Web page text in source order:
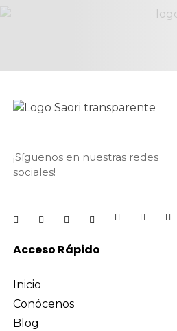
¡Síguenos en nuestras redes
sociales!
Acceso Rápido
Inicio
Conócenos
Blog